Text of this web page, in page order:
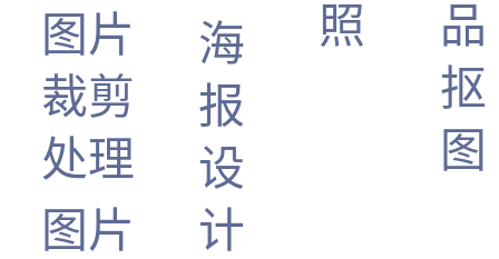
图片
裁剪
处理
图片
海
报
设
计
照
品
抠
图